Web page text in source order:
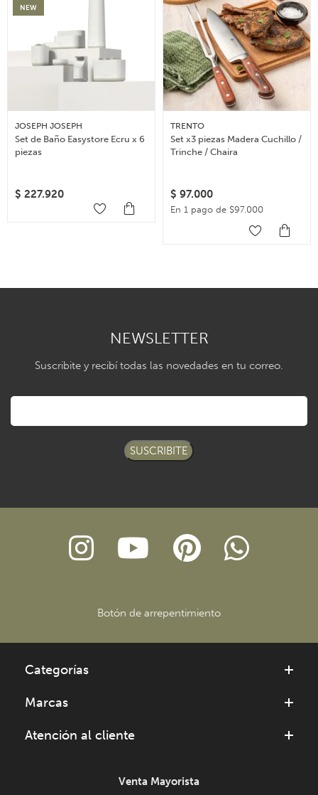
NEW
JOSEPH JOSEPH
Set de Baño Easystore Ecru x 6
piezas
$ 227.920
TRENTO
Set x3 piezas Madera Cuchillo /
Trinche / Chaira
$ 97.000
En 1 pago de $97.000
NEWSLETTER
Suscribite y recibí todas las novedades en tu correo.
SUSCRIBITE
Botón de arrepentimiento
Categorías
Marcas
Atención al cliente
Venta Mayorista